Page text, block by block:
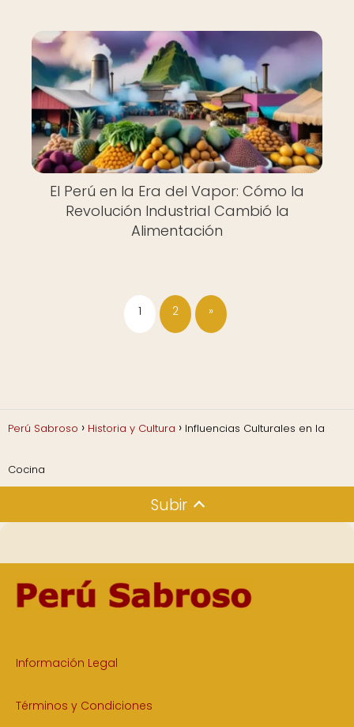
El Perú en la Era del Vapor: Cómo la
Revolución Industrial Cambió la
Alimentación
1 2 »
Perú Sabroso Historia y Cultura Influencias Culturales en la
Cocina
Subir
Información Legal
Términos y Condiciones